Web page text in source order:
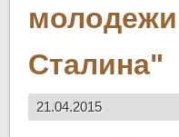
Сталина"
21.04.2015